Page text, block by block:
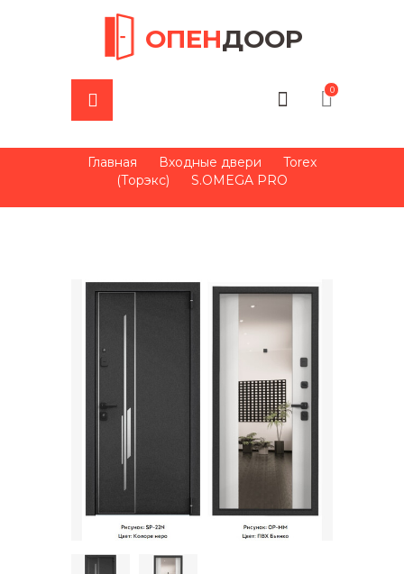
ОПЕНДООР
0
Главная Входные двери
Torex
(Торэкс)
S.OMEGA PRO